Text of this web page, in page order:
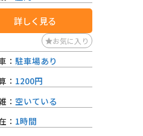
詳しく見る
お気に入り
： 駐車場あり
： 1200円
： 空いている
： 1時間